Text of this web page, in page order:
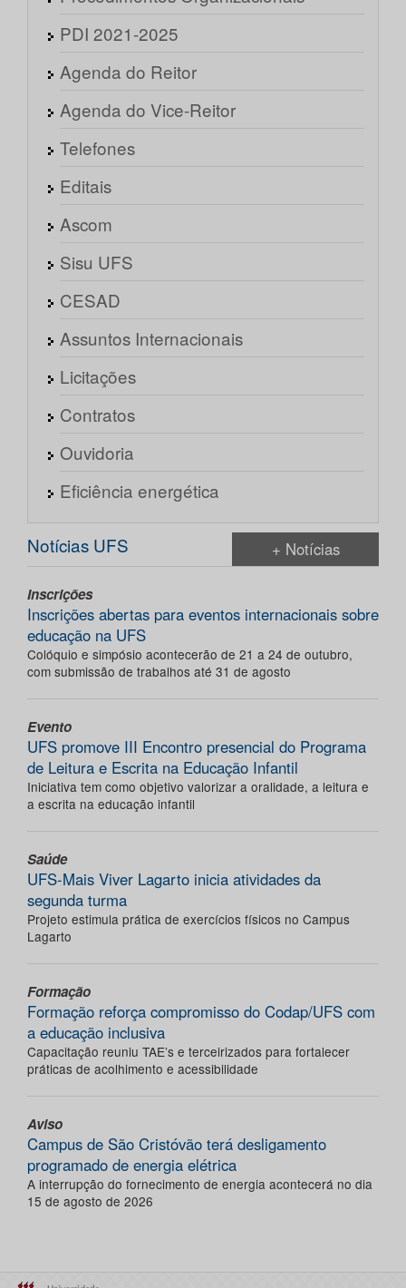
PDI 2021-2025
Agenda do Reitor
Agenda do Vice-Reitor
Telefones
Editais
Ascom
Sisu UFS
CESAD
Assuntos Internacionais
Licitações
Contratos
Ouvidoria
Eficiência energética
Notícias UFS + Notícias
Inscrições
Inscrições abertas para eventos internacionais sobre
educação na UFS
Colóquio e simpósio acontecerão de 21 a 24 de outubro,
com submissão de trabalhos até 31 de agosto
Evento
UFS promove III Encontro presencial do Programa
de Leitura e Escrita na Educação Infantil
Iniciativa tem como objetivo valorizar a oralidade, a leitura e
a escrita na educação infantil
Saúde
UFS-Mais Viver Lagarto inicia atividades da
segunda turma
Projeto estimula prática de exercícios físicos no Campus
Lagarto
Formação
Formação reforça compromisso do Codap/UFS com
a educação inclusiva
Capacitação reuniu TAE’s e terceirizados para fortalecer
práticas de acolhimento e acessibilidade
Aviso
Campus de São Cristóvão terá desligamento
programado de energia elétrica
A interrupção do fornecimento de energia acontecerá no dia
15 de agosto de 2026